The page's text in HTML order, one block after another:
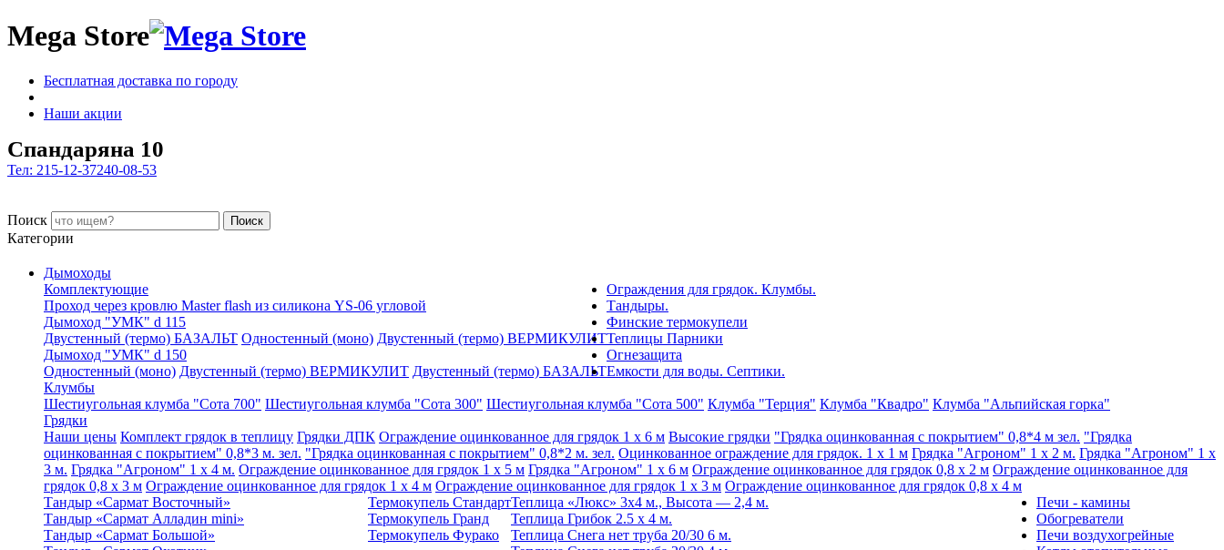
Mega Store
Бесплатная доставка по городу
Наши акции
Спандаряна 10
Тел: 215-12-37240-08-53
Поиск Поиск
Категории
Дымоходы
Комплектующие
Проход через кровлю Master flash из силикона YS-06 угловой
Дымоход "УМК" d 115
Двустенный (термо) БАЗАЛЬТ Одностенный (моно) Двустенный (термо) ВЕРМИКУЛИТ
Дымоход "УМК" d 150
Одностенный (моно) Двустенный (термо) ВЕРМИКУЛИТ Двустенный (термо) БАЗАЛЬТ
Ограждения для грядок. Клумбы.
Клумбы
Шестиугольная клумба "Сота 700" Шестиугольная клумба "Сота 300" Шестиугольная клумба "Сота 500" Клумба "Терция" Клумба "Квадро" Клумба "Альпийская горка"
Грядки
Наши цены Комплект грядок в теплицу Грядки ДПК Ограждение оцинкованное для грядок 1 x 6 м Высокие грядки "Грядка оцинкованная с покрытием" 0,8*4 м зел. "Грядка
оцинкованная с покрытием" 0,8*3 м. зел. "Грядка оцинкованная с покрытием" 0,8*2 м. зел. Оцинкованное ограждение для грядок. 1 х 1 м Грядка "Агроном" 1 x 2 м. Грядка "Агроном" 1 x
3 м. Грядка "Агроном" 1 x 4 м. Ограждение оцинкованное для грядок 1 x 5 м Грядка "Агроном" 1 x 6 м Ограждение оцинкованное для грядок 0,8 х 2 м Ограждение оцинкованное для
грядок 0,8 х 3 м Ограждение оцинкованное для грядок 1 х 4 м Ограждение оцинкованное для грядок 1 х 3 м Ограждение оцинкованное для грядок 0,8 х 4 м
Тандыры.
Тандыр «Сармат Восточный»
Тандыр «Сармат Алладин mini»
Тандыр «Сармат Большой»
Финские термокупели
Термокупель Стандарт
Термокупель Гранд
Термокупель Фурако
Теплицы Парники
Теплица «Люкс» 3х4 м., Высота — 2,4 м.
Теплица Грибок 2.5 х 4 м.
Теплица Снега нет труба 20/30 6 м.
Огнезащита
Емкости для воды. Септики.
Печи - камины
Обогреватели
Печи воздухогрейные